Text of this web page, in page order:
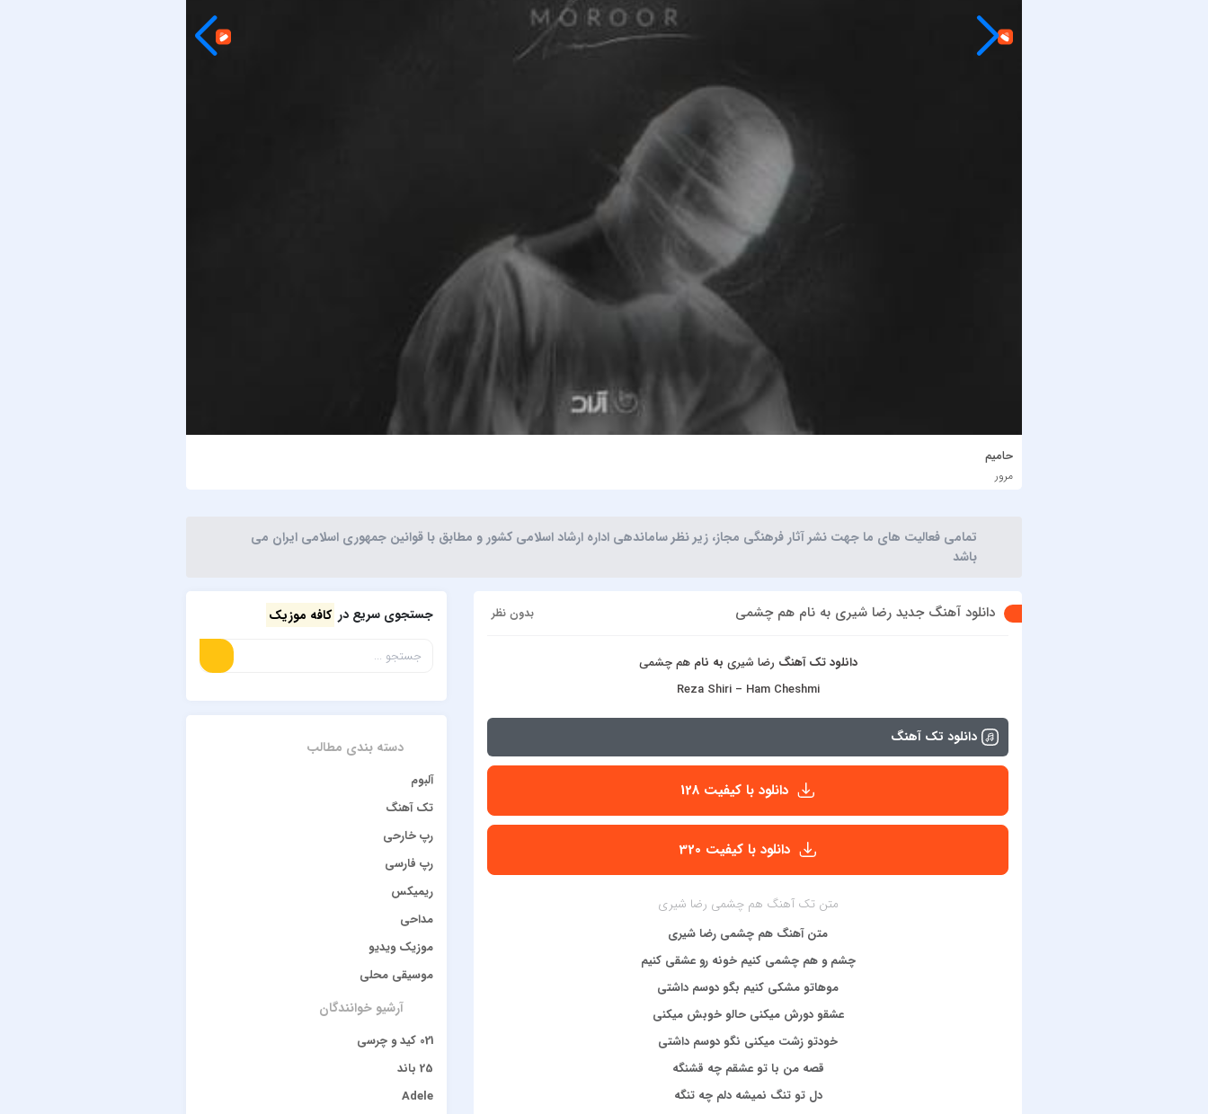
حامیم
مرور
تمامی فعالیت های ما جهت نشر آثار فرهنگی مجاز، زیر نظر ساماندهی اداره ارشاد اسلامی کشور و مطابق با قوانین جمهوری اسلامی ایران می
باشد
دانلود آهنگ جدید رضا شیری به نام هم چشمی بدون نظر
دانلود تک آهنگ رضا شیری به نامهم چشمی
Reza Shiri – Ham Cheshmi
دانلود تک آهنگ
دانلود با کیفیت 128
دانلود با کیفیت 320
متن تک آهنگ هم چشمی رضا شیری
متن آهنگ هم چشمی رضا شیری
چشم و هم چشمی کنیم خونه رو عشقی کنیم
موهاتو مشکی کنیم بگو دوسم داشتی
عشقو دورش میکنی حالو خوبش میکنی
خودتو زشت میکنی نگو دوسم داشتی
قصه من با تو عشقم چه قشنگه
دل تو تنگ نمیشه دلم چه تنگه
جستجوی سریع در کافه موزیک
دسته بندی مطالب
آلبوم
تک آهنگ
رپ خارحی
رپ فارسی
ریمیکس
مداحی
موزیک ویدیو
موسیقی محلی
آرشیو خوانندگان
021 کید و چرسی
25 باند
Adele